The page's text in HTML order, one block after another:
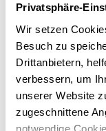
Privatsphäre-
Wir setzen
Besuch zu
Drittanbietern,
verbessern, um
unserer Website
zugeschnittene
notwendige
Mehr
Ein weiteres
Regionalität
der Begriff
können sich
Diakonie
Janina